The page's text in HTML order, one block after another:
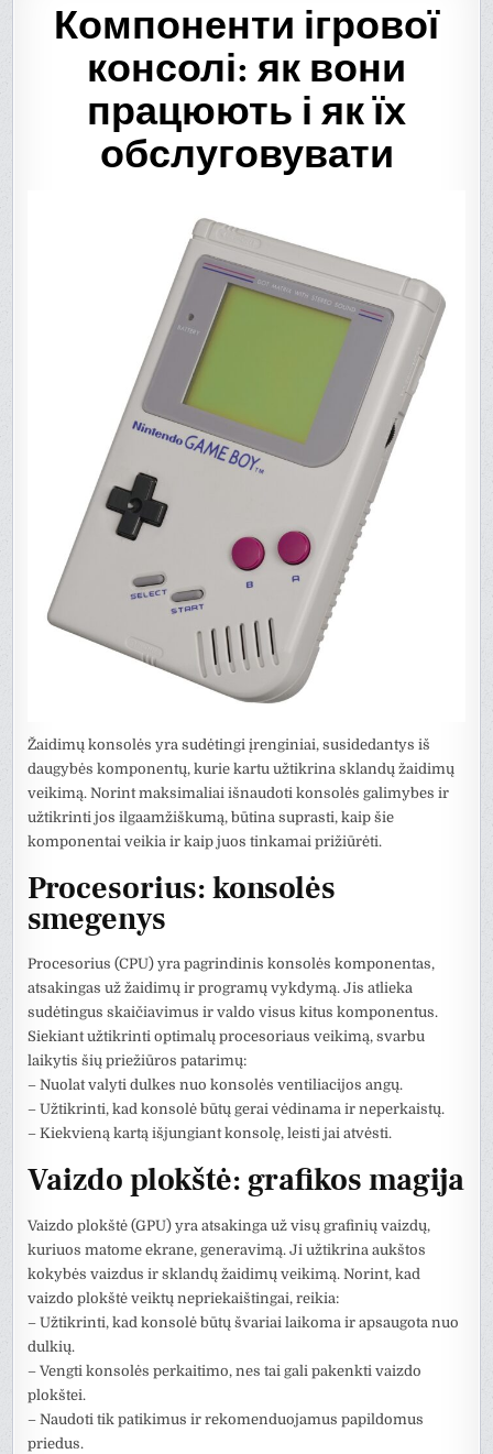
Компоненти ігрової
консолі: як вони
працюють і як їх
обслуговувати
Žaidimų konsolės yra sudėtingi įrenginiai, susidedantys iš
daugybės komponentų, kurie kartu užtikrina sklandų žaidimų
veikimą. Norint maksimaliai išnaudoti konsolės galimybes ir
užtikrinti jos ilgaamžiškumą, būtina suprasti, kaip šie
komponentai veikia ir kaip juos tinkamai prižiūrėti.
Procesorius: konsolės
smegenys
Procesorius (CPU) yra pagrindinis konsolės komponentas,
atsakingas už žaidimų ir programų vykdymą. Jis atlieka
sudėtingus skaičiavimus ir valdo visus kitus komponentus.
Siekiant užtikrinti optimalų procesoriaus veikimą, svarbu
laikytis šių priežiūros patarimų:
– Nuolat valyti dulkes nuo konsolės ventiliacijos angų.
– Užtikrinti, kad konsolė būtų gerai vėdinama ir neperkaistų.
– Kiekvieną kartą išjungiant konsolę, leisti jai atvėsti.
Vaizdo plokštė: grafikos magija
Vaizdo plokštė (GPU) yra atsakinga už visų grafinių vaizdų,
kuriuos matome ekrane, generavimą. Ji užtikrina aukštos
kokybės vaizdus ir sklandų žaidimų veikimą. Norint, kad
vaizdo plokštė veiktų nepriekaištingai, reikia:
– Užtikrinti, kad konsolė būtų švariai laikoma ir apsaugota nuo
dulkių.
– Vengti konsolės perkaitimo, nes tai gali pakenkti vaizdo
plokštei.
– Naudoti tik patikimus ir rekomenduojamus papildomus
priedus.